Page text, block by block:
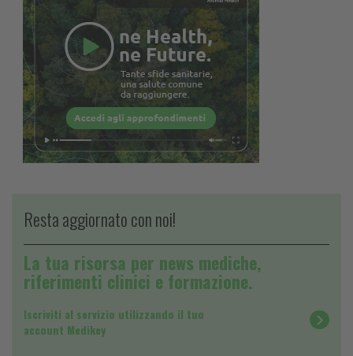
Resta aggiornato con noi!
La tua risorsa per news mediche,
riferimenti clinici e formazione.
Iscriviti al servizio utilizzando il tuo
account Medikey